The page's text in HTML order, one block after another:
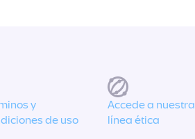
y
de uso
Accede a nuestra
línea ética